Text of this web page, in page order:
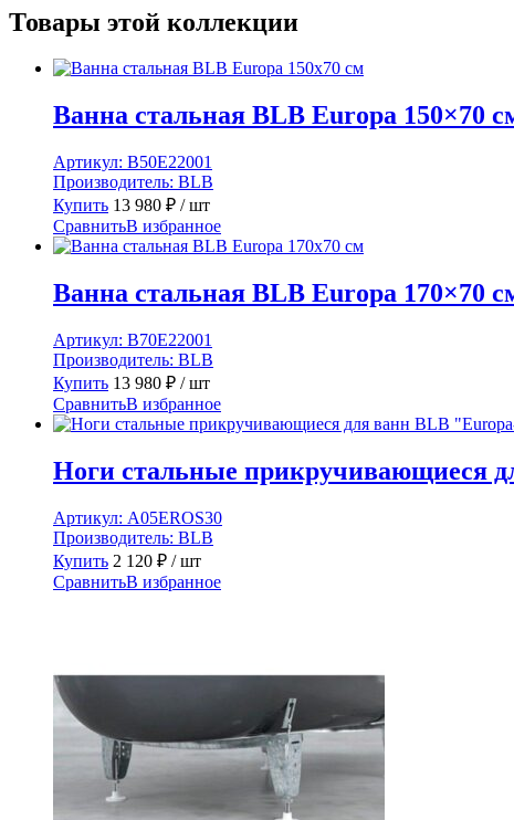
(art.
Товары этой коллекции
Ванна стальная BLB Europa 150×70
Артикул: B50E22001
Производитель: BLB
Купить 13 980 ₽ / шт
СравнитьВ избранное
Ванна стальная BLB Europa 170×70
Артикул: B70E22001
Производитель: BLB
Купить 13 980 ₽ / шт
СравнитьВ избранное
Ноги стальные прикручивающиеся
Артикул: A05EROS30
Производитель: BLB
Купить 2 120 ₽ / шт
СравнитьВ избранное